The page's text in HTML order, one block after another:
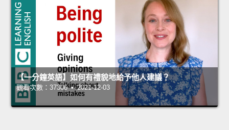
【一分鐘英語】如何有禮貌地給予他人建議？
觀看次數：37306 • 2021-12-03